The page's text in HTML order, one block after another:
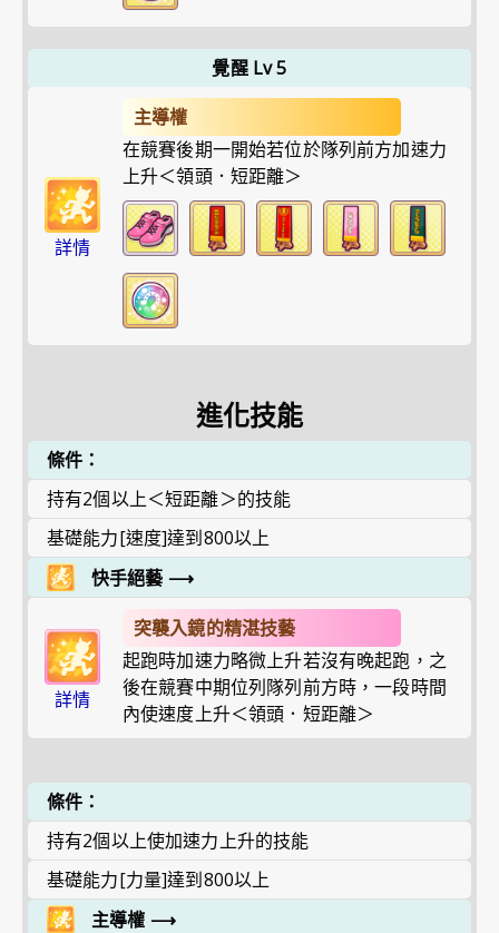
覺醒 Lv 5
詳情
主導權
在競賽後期一開始若位於隊列前方加速力
上升＜領頭．短距離＞
進化技能
條件：
持有2個以上＜短距離＞的技能
基礎能力[速度]達到800以上
快手絕藝 ⟶
詳情
突襲入鏡的精湛技藝
起跑時加速力略微上升若沒有晚起跑，之
後在競賽中期位列隊列前方時，一段時間
內使速度上升＜領頭．短距離＞
條件：
持有2個以上使加速力上升的技能
基礎能力[力量]達到800以上
主導權 ⟶